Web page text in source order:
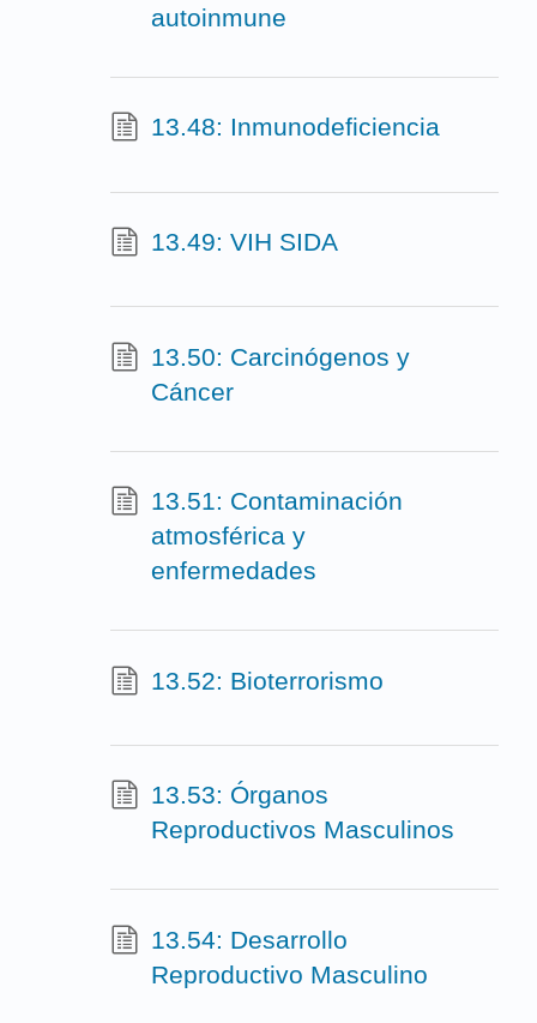
autoinmune
13.48: Inmunodeficiencia
13.49: VIH SIDA
13.50: Carcinógenos y
Cáncer
13.51: Contaminación
atmosférica y
enfermedades
13.52: Bioterrorismo
13.53: Órganos
Reproductivos Masculinos
13.54: Desarrollo
Reproductivo Masculino